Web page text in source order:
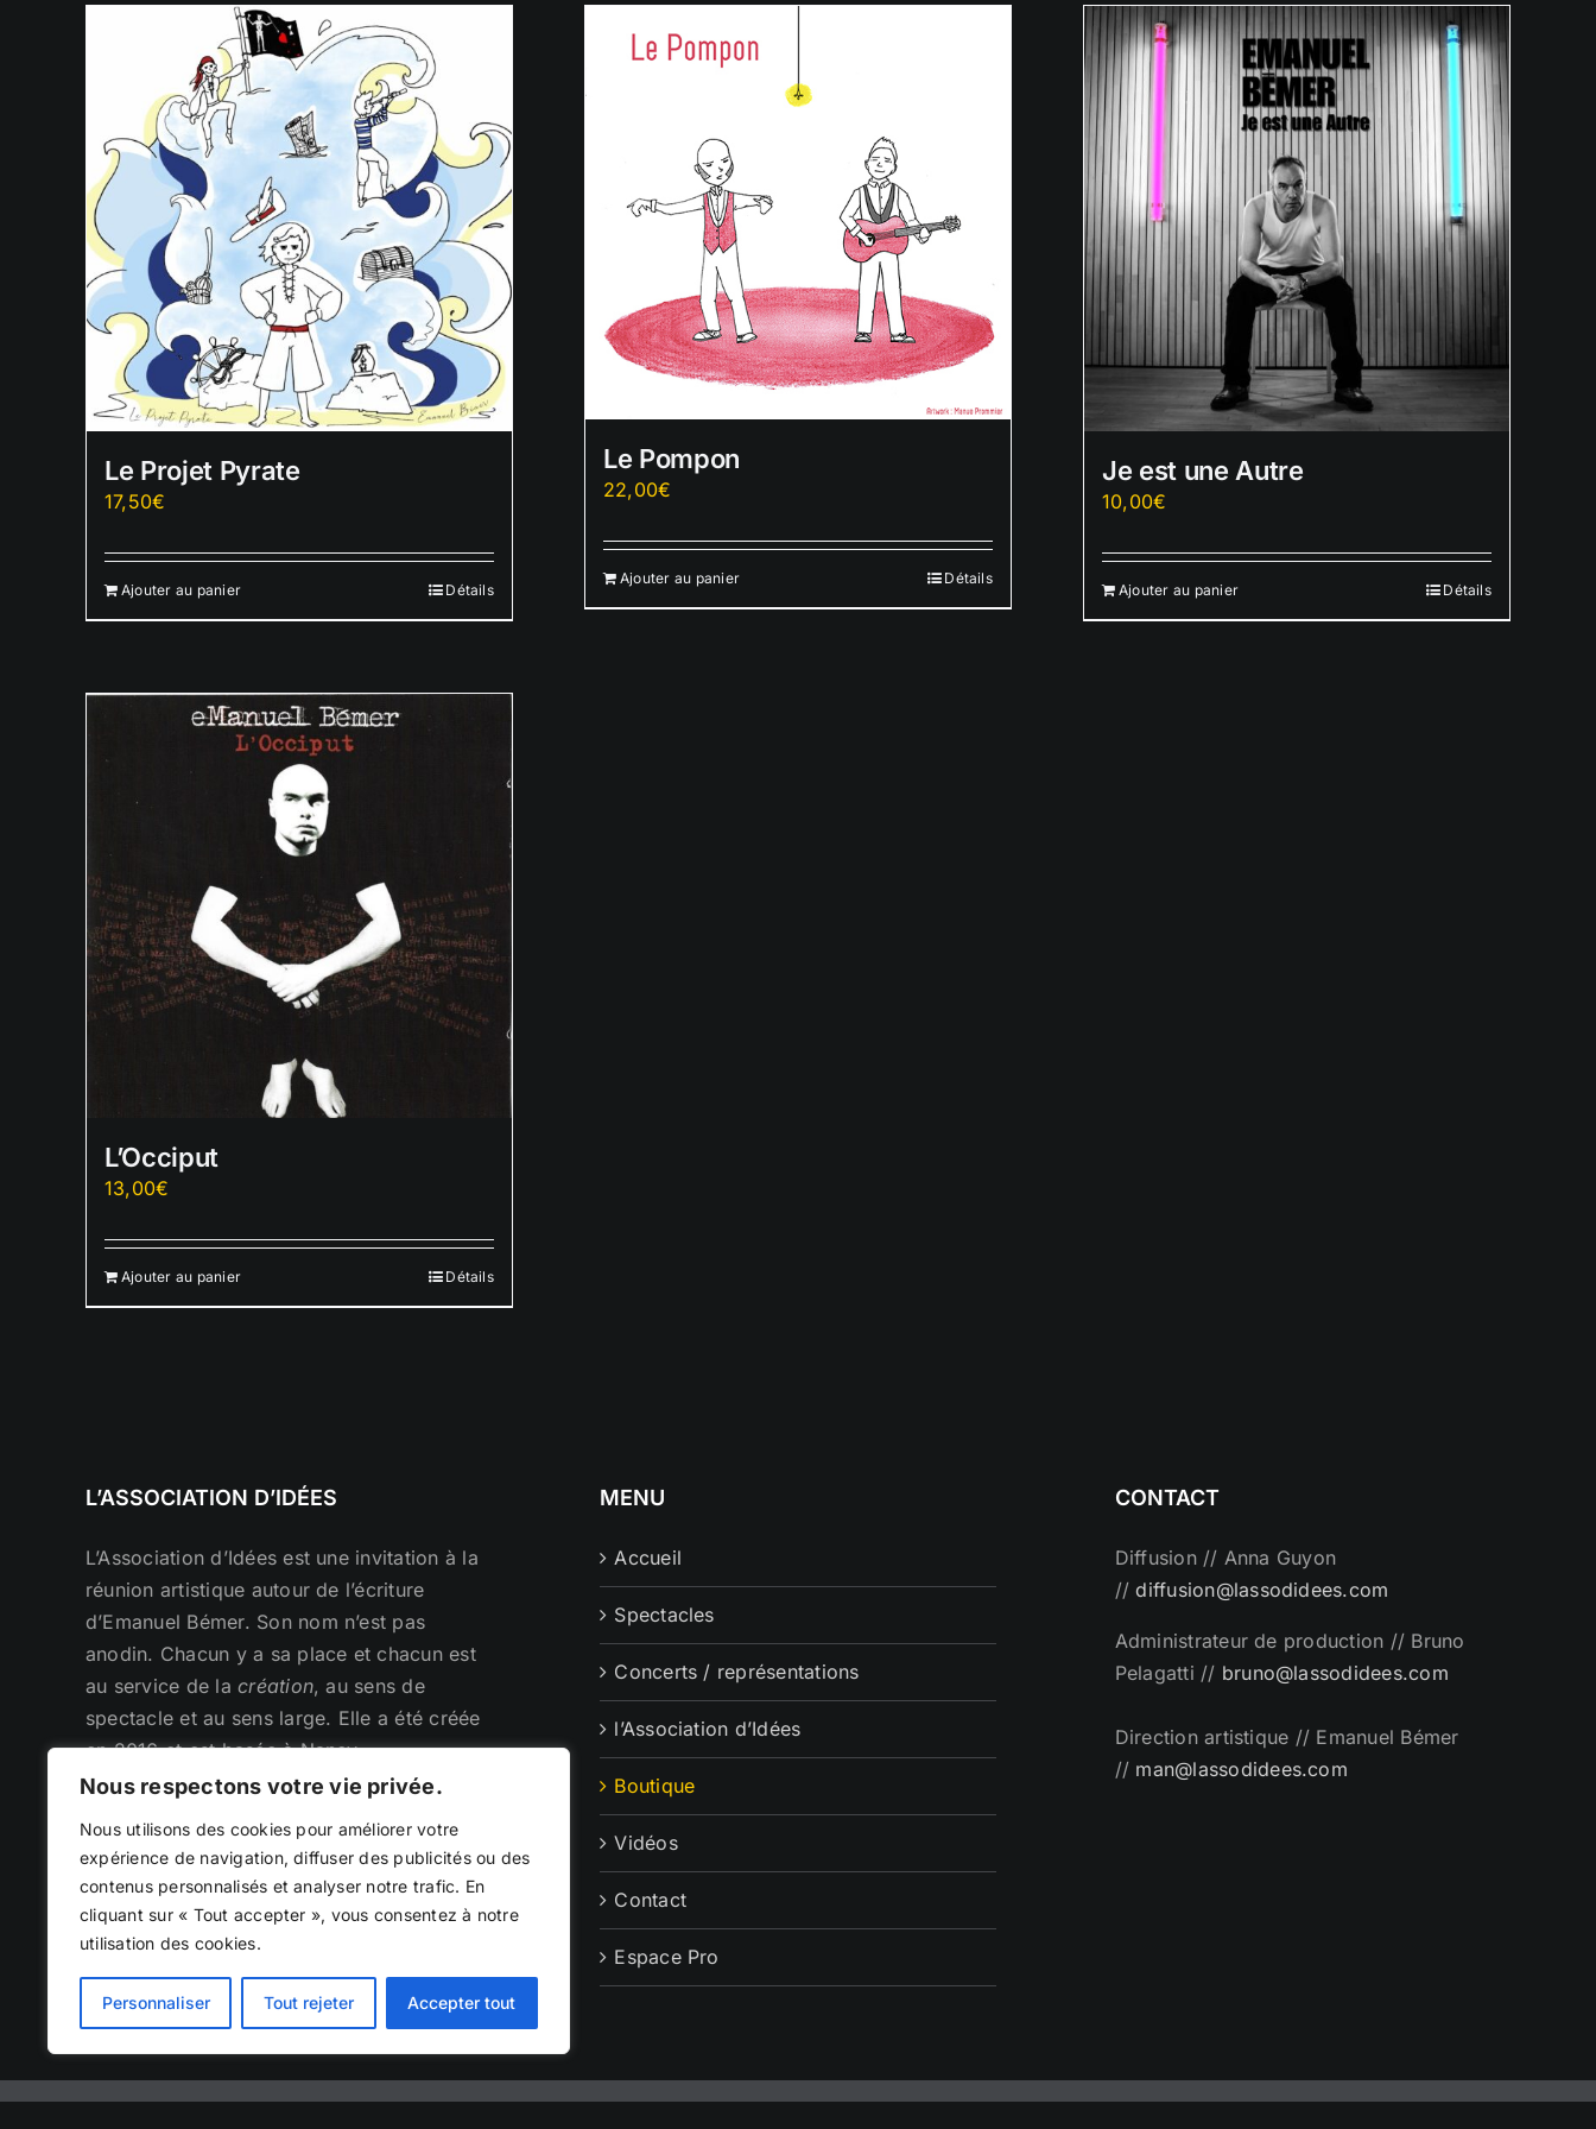
Nous respectons votre vie privée.
Nous utilisons des cookies pour améliorer votre
expérience de navigation, diffuser des publicités ou des
contenus personnalisés et analyser notre trafic. En
cliquant sur « Tout accepter », vous consentez à notre
utilisation des cookies.
Personnaliser Tout rejeter Accepter tout
Le Projet Pyrate
17,50€
Ajouter au panier Détails
Le Pompon
22,00€
Ajouter au panier Détails
Je est une Autre
10,00€
Ajouter au panier Détails
L’Occiput
13,00€
Ajouter au panier Détails
L’ASSOCIATION D’IDÉES
L’Association d’Idées est une invitation à la
réunion artistique autour de l’écriture
d’Emanuel Bémer. Son nom n’est pas
anodin. Chacun y a sa place et chacun est
au service de lacréation, au sens de
spectacle et au sens large. Elle a été créée
en 2016 et est basée à Nancy.
MENU
Accueil
Spectacles
Concerts / représentations
l’Association d’Idées
Boutique
Vidéos
Contact
Espace Pro
CONTACT
Diffusion // Anna Guyon
//diffusion@lassodidees.com
Administrateur de production // Bruno
Pelagatti // bruno@lassodidees.com
Direction artistique // Emanuel Bémer
// man@lassodidees.com